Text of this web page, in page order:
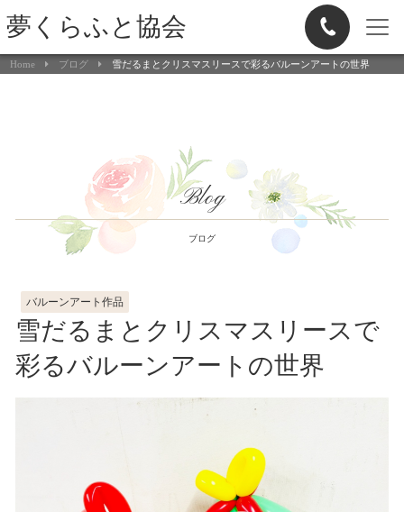
夢くらふと協会
Home ブログ 雪だるまとクリスマスリースで彩るバルーンアートの世界
Blog
ブログ
バルーンアート作品
雪だるまとクリスマスリースで
彩るバルーンアートの世界